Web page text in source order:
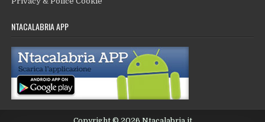
NTACALABRIA APP